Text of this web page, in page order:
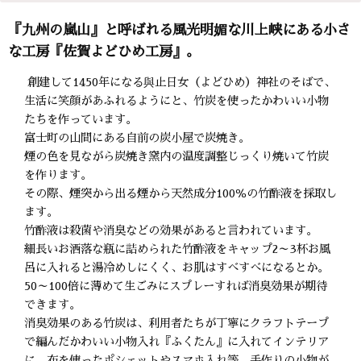
『九州の嵐山』と呼ばれる風光明媚な川上峡にある小さ
な工房『佐賀よどひめ工房』。
創建して1450年になる與止日女（よどひめ）神社のそばで、
生活に笑顔があふれるようにと、竹炭を使ったかわいい小物
たちを作っています。
富士町の山間にある自前の炭小屋で炭焼き。
煙の色を見ながら炭焼き窯内の温度調整じっくり焼いて竹炭
を作ります。
その際、煙突から出る煙から天然成分100％の竹酢液を採取し
ます。
竹酢液は殺菌や消臭などの効果があると言われています。
細長いお洒落な瓶に詰められた竹酢液をキャップ2～3杯お風
呂に入れると湯冷めしにくく、お肌はすべすべになるとか。
50～100倍に薄めて生ごみにスプレーすれば消臭効果が期待
できます。
消臭効果のある竹炭は、利用者たちが丁寧にクラフトテープ
で編んだかわいい小物入れ『ふくたん』に入れてインテリア